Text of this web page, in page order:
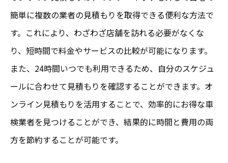
簡単に複数の業者の見積もりを取得できる便利な方法で
す。これにより、わざわざ店舗を訪れる必要がなくな
り、短時間で料金やサービスの比較が可能になります。
また、24時間いつでも利用できるため、自分のスケジュ
ールに合わせて見積もりを確認することができます。オ
ンライン見積もりを活用することで、効率的にお得な車
検業者を見つけることができ、結果的に時間と費用の両
方を節約することが可能です。